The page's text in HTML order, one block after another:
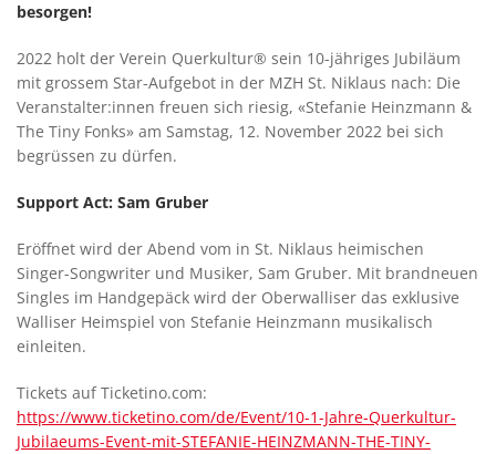
besorgen!
2022 holt der Verein Querkultur® sein 10-jähriges Jubiläum
mit grossem Star-Aufgebot in der MZH St. Niklaus nach: Die
Veranstalter:innen freuen sich riesig, «Stefanie Heinzmann &
The Tiny Fonks» am Samstag, 12. November 2022 bei sich
begrüssen zu dürfen.
Support Act: Sam Gruber
Eröffnet wird der Abend vom in St. Niklaus heimischen
Singer-Songwriter und Musiker, Sam Gruber. Mit brandneuen
Singles im Handgepäck wird der Oberwalliser das exklusive
Walliser Heimspiel von Stefanie Heinzmann musikalisch
einleiten.
Tickets auf Ticketino.com:
https://www.ticketino.com/de/Event/10-1-Jahre-Querkultur-
Jubilaeums-Event-mit-STEFANIE-HEINZMANN-THE-TINY-